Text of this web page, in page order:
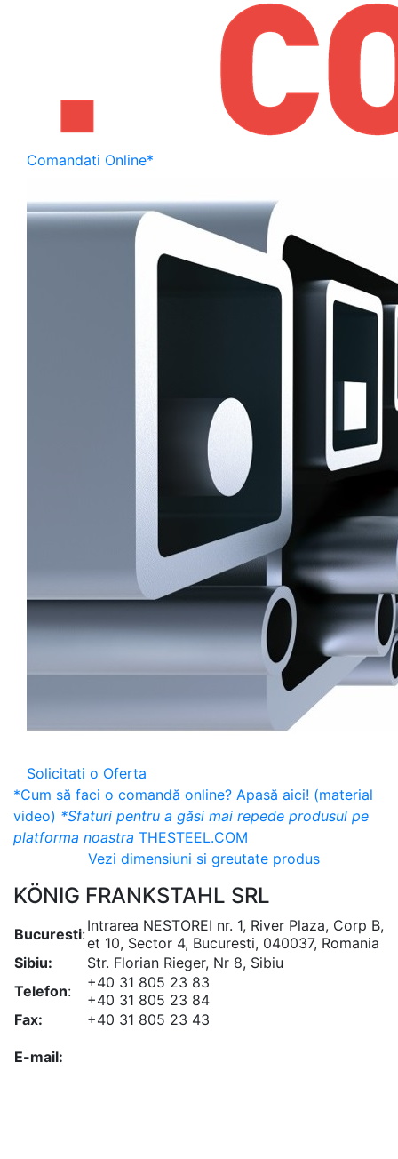
Comandati Online*
Solicitati o Oferta
*Cum să faci o comandă online? Apasă aici! (material
video) *Sfaturi pentru a găsi mai repede produsul pe
platforma noastra THESTEEL.COM
Vezi dimensiuni si greutate produs
KÖNIG FRANKSTAHL SRL
Bucuresti:Intrarea NESTOREI nr. 1, River Plaza, Corp B,
et 10, Sector 4, Bucuresti, 040037, Romania
Sibiu:
Str. Florian Rieger, Nr 8, Sibiu
Telefon:
+40 31 805 23 83
+40 31 805 23 84
Fax:
+40 31 805 23 43
E-mail: